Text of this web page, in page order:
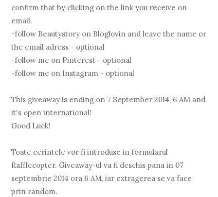
confirm that by clicking on the link you receive on
email.
-follow Beautystory on Bloglovin and leave the name or
the email adress - optional
-follow me on Pinterest - optional
-follow me on Instagram - optional
This giveaway is ending on 7 September 2014, 6 AM and
it's open international!
Good Luck!
Toate cerintele vor fi introduse in formularul
Rafflecopter. Giveaway-ul va fi deschis pana in 07
septembrie 2014 ora 6 AM, iar extragerea se va face
prin random.